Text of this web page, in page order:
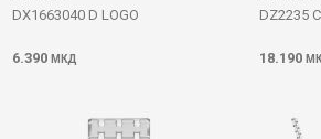
DX1663040 D LOGO
6.390 МКД
DZ2235
18.190